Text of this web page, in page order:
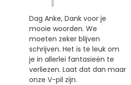
Dag Anke, Dank voor je
mooie woorden. We
moeten zeker blijven
schrijven. Het is te leuk om
je in allerlei fantasieën te
verliezen. Laat dat dan maar
onze V-pil zijn.